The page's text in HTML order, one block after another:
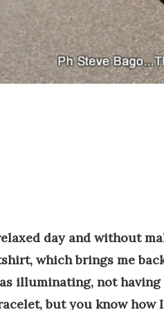
day and without
, which brings me
as illuminating, not having
,but you know how I